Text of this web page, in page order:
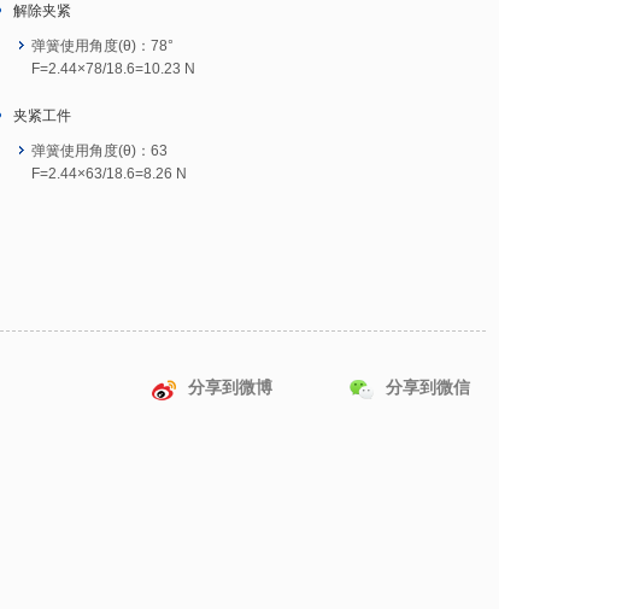
解除夹紧
弹簧使用角度(θ)：78°
F=2.44×78/18.6=10.23 N
夹紧工件
弹簧使用角度(θ)：63
F=2.44×63/18.6=8.26 N
为了应对左右方向的工件，还将磁铁块固定销配置在右侧。
分享到微博 分享到微信